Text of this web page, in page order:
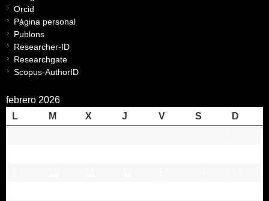
Orcid
Página personal
Publons
Researcher-ID
Researchgate
Scopus-AuthorID
febrero 2026
L
M X J V S
D